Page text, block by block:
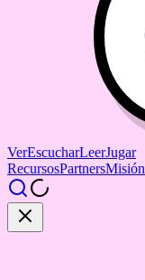
VerEscucharLeerJugar
RecursosPartnersMisión